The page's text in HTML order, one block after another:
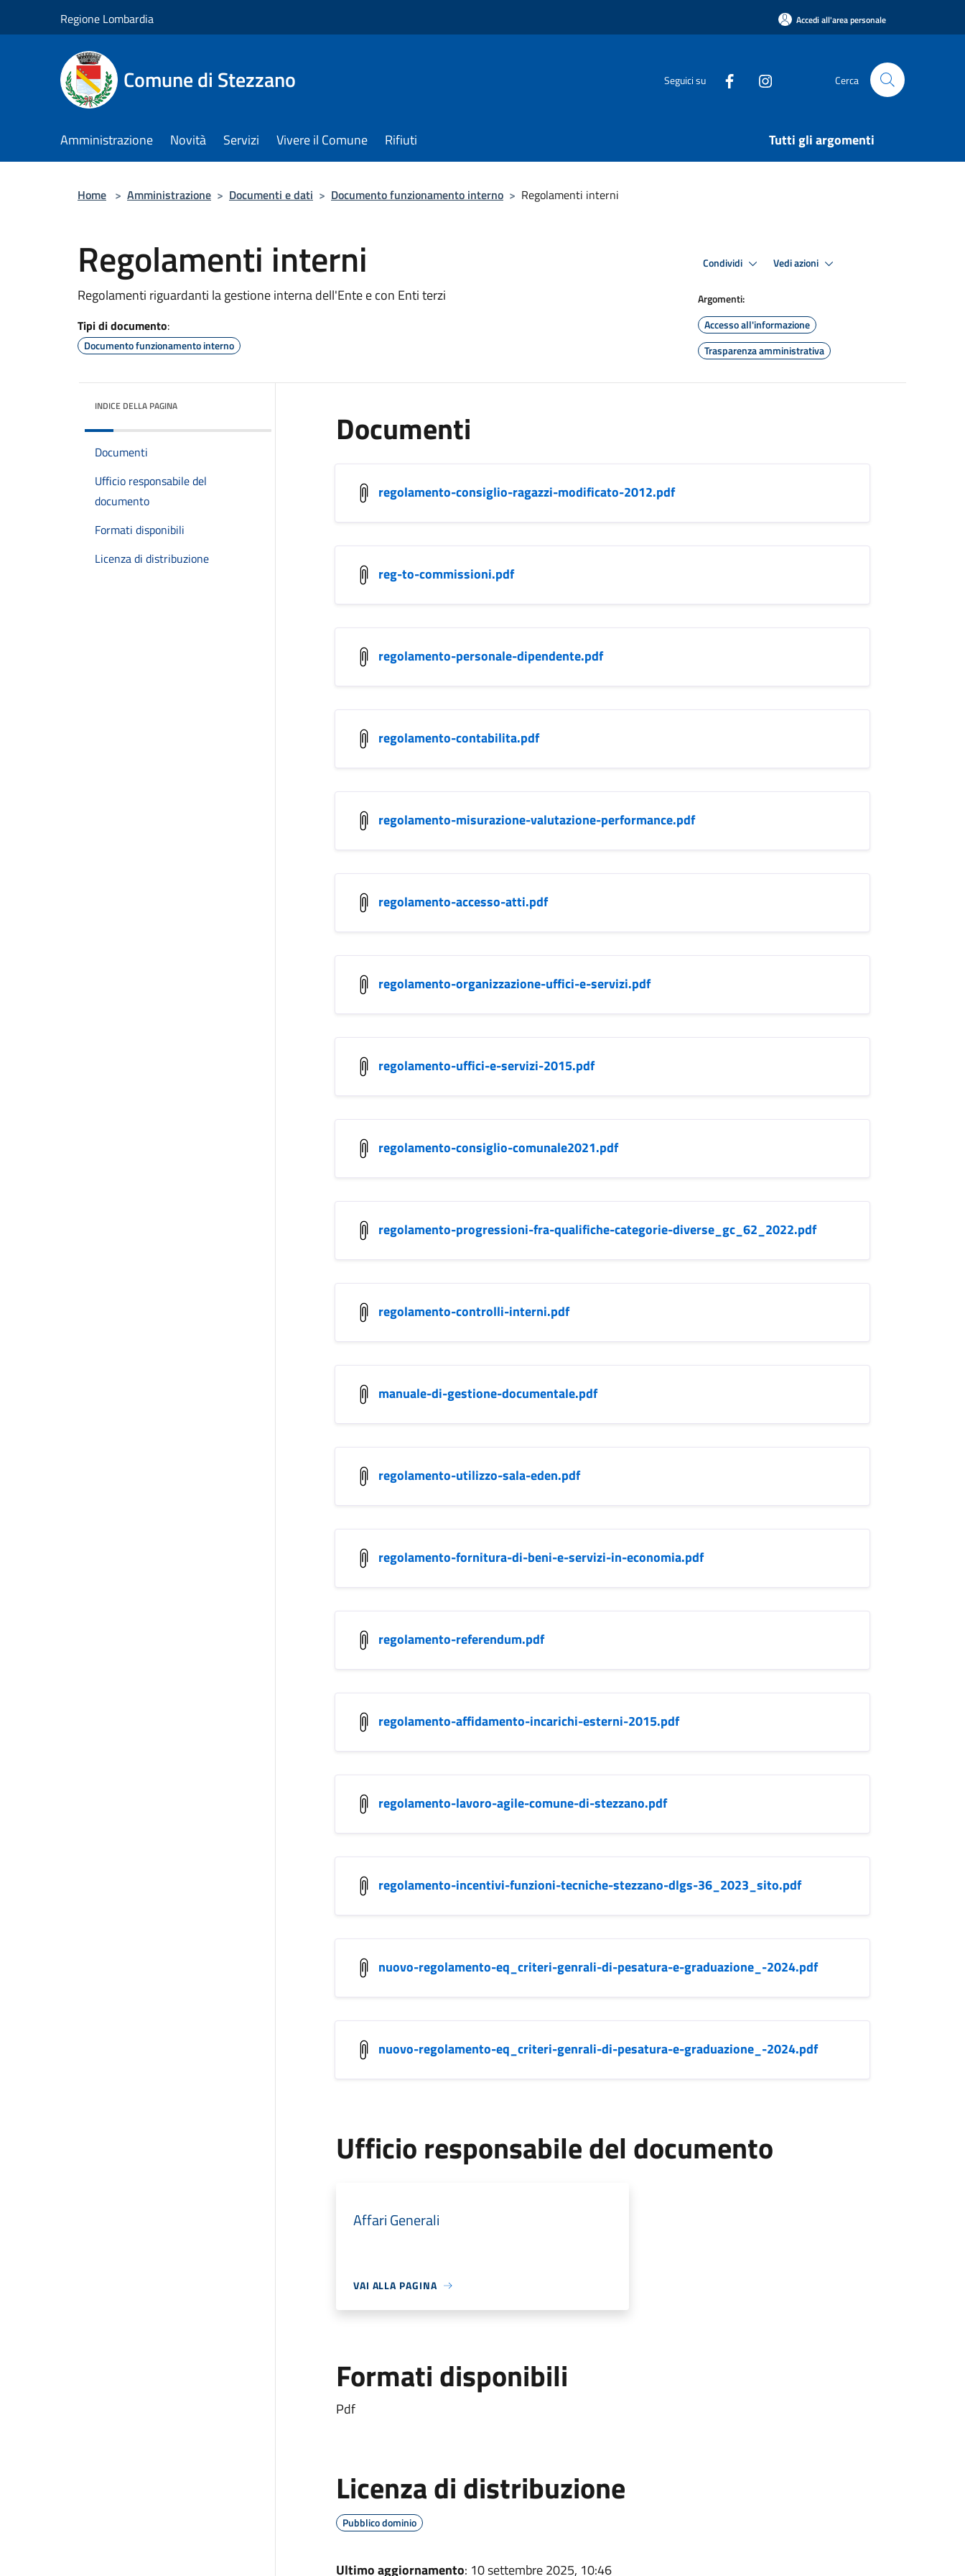
Regione Lombardia Accedi all'area personale
Comune di Stezzano Seguici su Cerca
Amministrazione Novità Servizi Vivere il Comune Rifiuti Tutti gli argomenti
Home > Amministrazione > Documenti e dati > Documento funzionamento interno > Regolamenti interni
Regolamenti interni
Regolamenti riguardanti la gestione interna dell'Ente e con Enti terzi
Tipi di documento:
Documento funzionamento interno
Condividi Vedi azioni
Argomenti:
Accesso all'informazione
Trasparenza amministrativa
INDICE DELLA PAGINA
Documenti
Ufficio responsabile del
documento
Formati disponibili
Licenza di distribuzione
Documenti
regolamento-consiglio-ragazzi-modificato-2012.pdf
reg-to-commissioni.pdf
regolamento-personale-dipendente.pdf
regolamento-contabilita.pdf
regolamento-misurazione-valutazione-performance.pdf
regolamento-accesso-atti.pdf
regolamento-organizzazione-uffici-e-servizi.pdf
regolamento-uffici-e-servizi-2015.pdf
regolamento-consiglio-comunale2021.pdf
regolamento-progressioni-fra-qualifiche-categorie-diverse_gc_62_2022.pdf
regolamento-controlli-interni.pdf
manuale-di-gestione-documentale.pdf
regolamento-utilizzo-sala-eden.pdf
regolamento-fornitura-di-beni-e-servizi-in-economia.pdf
regolamento-referendum.pdf
regolamento-affidamento-incarichi-esterni-2015.pdf
regolamento-lavoro-agile-comune-di-stezzano.pdf
regolamento-incentivi-funzioni-tecniche-stezzano-dlgs-36_2023_sito.pdf
nuovo-regolamento-eq_criteri-genrali-di-pesatura-e-graduazione_-2024.pdf
nuovo-regolamento-eq_criteri-genrali-di-pesatura-e-graduazione_-2024.pdf
Ufficio responsabile del documento
Affari Generali
VAI ALLA PAGINA
Formati disponibili
Pdf
Licenza di distribuzione
Pubblico dominio
Ultimo aggiornamento: 10 settembre 2025, 10:46